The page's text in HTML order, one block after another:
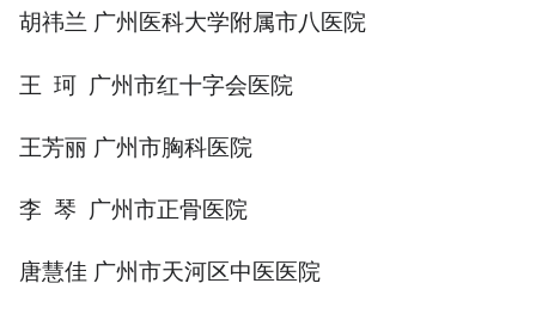
胡祎兰 广州医科大学附属市八医院
王 珂 广州市红十字会医院
王芳丽 广州市胸科医院
李 琴 广州市正骨医院
唐慧佳 广州市天河区中医医院